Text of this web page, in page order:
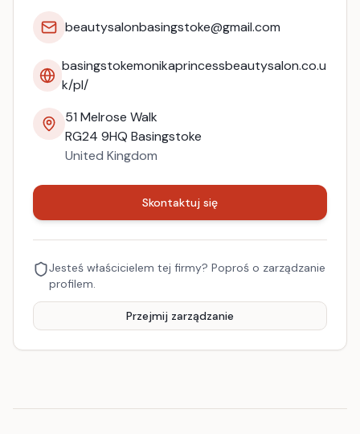
beautysalonbasingstoke@gmail.com
basingstokemonikaprincessbeautysalon.co.u
k/pl/
51 Melrose Walk
RG24 9HQ Basingstoke
United Kingdom
Skontaktuj się
Jesteś właścicielem tej firmy? Poproś o zarządzanie
profilem.
Przejmij zarządzanie